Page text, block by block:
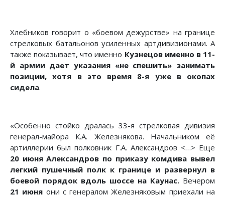
Хлебников говорит о «боевом дежурстве» на границе
стрелковых батальонов усиленных артдивизионами. А
также показывает, что именно Кузнецов именно в 11-
й армии дает указания «не спешить» занимать
позиции, хотя в это время 8-я уже в окопах
сидела.
«Особенно стойко дралась 33-я стрелковая дивизия
генерал-майора К.А. Железнякова. Начальником её
артиллерии был полковник Г.А. Александров <…> Еще
20 июня Александров по приказу комдива вывел
легкий пушечный полк к границе и развернул в
боевой порядок вдоль шоссе на Каунас. Вечером
21 июня они с генералом Железняковым приехали на